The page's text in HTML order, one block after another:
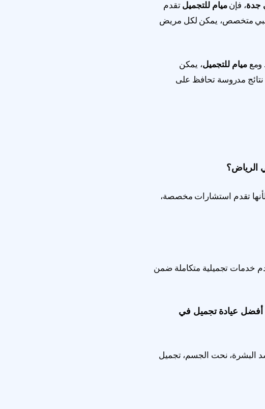
جدة، فإنميام للتجميل تقدم
طبي متخصص، يمكن لكل مريض
ومعميام للتجميل، يمكن
مدروسة تحافظ على
الرياض؟
تقدم استشارات مخصصة،
خدمات تجميلية متكاملة ضمن
أفضل عيادة تجميل في
البشرة، نحت الجسم، تجميل